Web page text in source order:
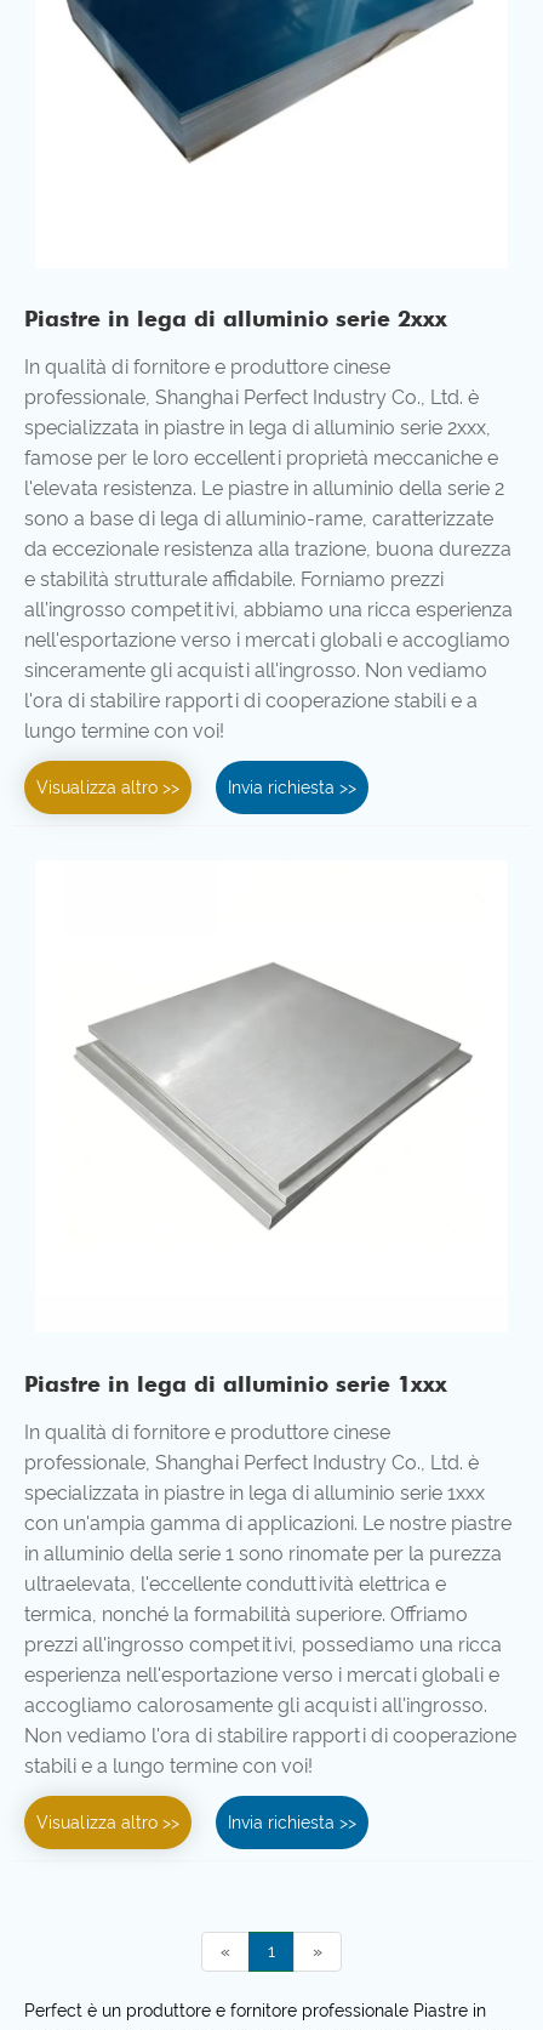
Piastre in lega di alluminio serie 2xxx
In qualità di fornitore e produttore cinese
professionale, Shanghai Perfect Industry Co., Ltd. è
specializzata in piastre in lega di alluminio serie 2xxx,
famose per le loro eccellenti proprietà meccaniche e
l'elevata resistenza. Le piastre in alluminio della serie 2
sono a base di lega di alluminio-rame, caratterizzate
da eccezionale resistenza alla trazione, buona durezza
e stabilità strutturale affidabile. Forniamo prezzi
all'ingrosso competitivi, abbiamo una ricca esperienza
nell'esportazione verso i mercati globali e accogliamo
sinceramente gli acquisti all'ingrosso. Non vediamo
l'ora di stabilire rapporti di cooperazione stabili e a
lungo termine con voi!
Visualizza altro >> Invia richiesta >>
Piastre in lega di alluminio serie 1xxx
In qualità di fornitore e produttore cinese
professionale, Shanghai Perfect Industry Co., Ltd. è
specializzata in piastre in lega di alluminio serie 1xxx
con un'ampia gamma di applicazioni. Le nostre piastre
in alluminio della serie 1 sono rinomate per la purezza
ultraelevata, l'eccellente conduttività elettrica e
termica, nonché la formabilità superiore. Offriamo
prezzi all'ingrosso competitivi, possediamo una ricca
esperienza nell'esportazione verso i mercati globali e
accogliamo calorosamente gli acquisti all'ingrosso.
Non vediamo l'ora di stabilire rapporti di cooperazione
stabili e a lungo termine con voi!
Visualizza altro >> Invia richiesta >>
« 1 »
Perfect è un produttore e fornitore professionale Piastre in